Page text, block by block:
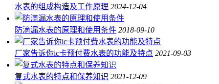
水表的组成构造及工作原理 2024-12-04
防滴漏水表的原理和使用条件 2018-09-10
厂家告诉你ic卡预付费水表的功能及特点 2021-09-03
复式水表的特点和保养知识 2021-12-09